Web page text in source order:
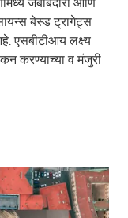
बेस्ड ट्रागेट्स
एसबीटीआय लक्ष्य
करण्याच्या व मंजुरी